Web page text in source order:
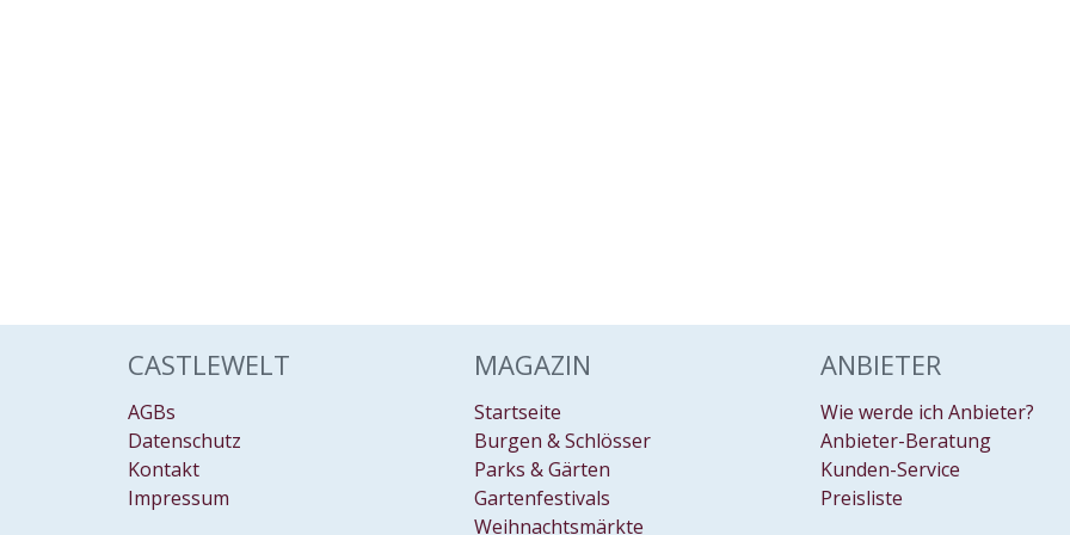
CASTLEWELT
AGBs
Datenschutz
Kontakt
Impressum
MAGAZIN
Startseite
Burgen & Schlösser
Parks & Gärten
Gartenfestivals
Weihnachtsmärkte
ANBIETER
Wie werde ich Anbieter?
Anbieter-Beratung
Kunden-Service
Preisliste